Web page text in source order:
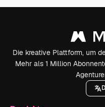
Die kreative Plattform, um
Mehr als 1 Million